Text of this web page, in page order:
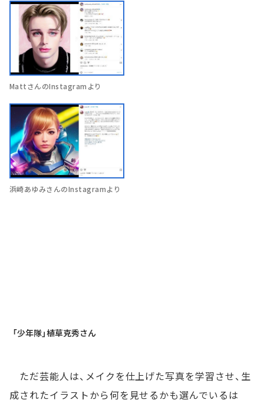
MattさんのInstagramより
浜崎あゆみさんのInstagramより
「少年隊」植草克秀さん
ただ芸能人は、メイクを仕上げた写真を学習させ、生
成されたイラストから何を見せるかも選んでいるは